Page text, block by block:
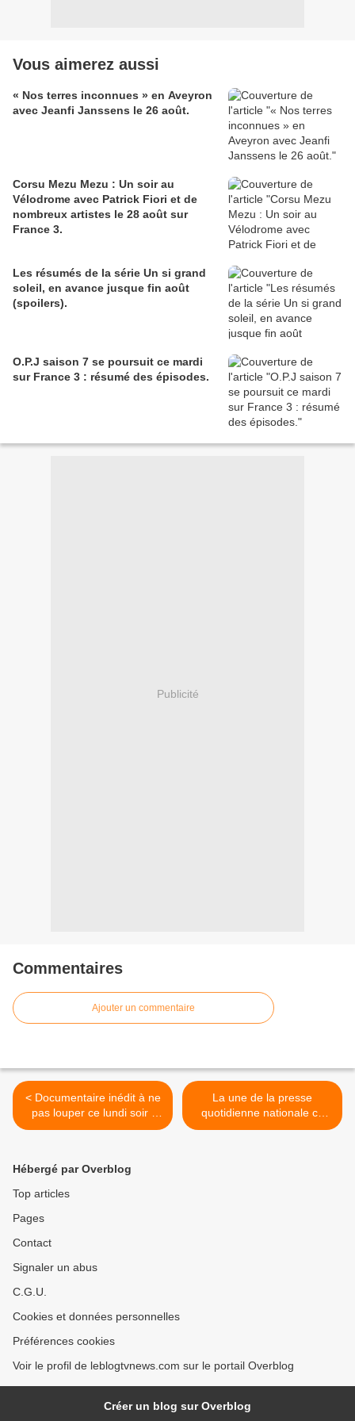
Vous aimerez aussi
« Nos terres inconnues » en Aveyron
avec Jeanfi Janssens le 26 août.
Corsu Mezu Mezu : Un soir au
Vélodrome avec Patrick Fiori et de
nombreux artistes le 28 août sur
France 3.
Les résumés de la série Un si grand
soleil, en avance jusque fin août
(spoilers).
O.P.J saison 7 se poursuit ce mardi
sur France 3 : résumé des épisodes.
Publicité
Commentaires
Ajouter un commentaire
< Documentaire inédit à ne
pas louper ce lundi soir :
Primates en sursis, le
La une de la presse
quotidienne nationale ce
lundi 13 septembre 2021. >
Hébergé par Overblog
Top articles
Pages
Contact
Signaler un abus
C.G.U.
Cookies et données personnelles
Préférences cookies
Voir le profil de leblogtvnews.com sur le portail Overblog
Créer un blog sur Overblog